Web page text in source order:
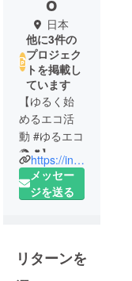
日本
他に3件の
プロジェク
トを掲載し
ています
【ゆるく始
めるエコ活
動 #ゆるエコ
🌍💕】
"無理しな
をモットー
にエコ活ス
https://instagram.com/yuru_eco?igshid=1y1bj5hphhj38
メッセー
ジを送る
リターンを